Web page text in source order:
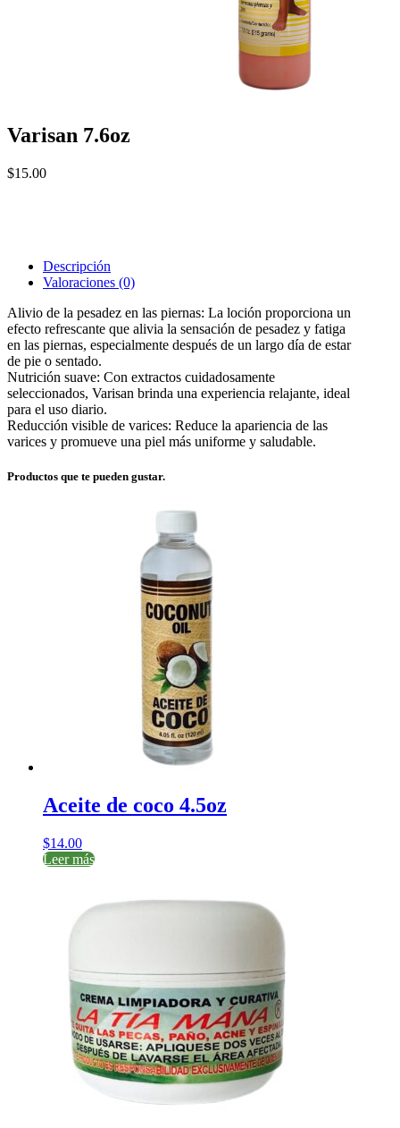
Varisan 7.6oz
$15.00
Descripción
Valoraciones (0)
Alivio de la pesadez en las piernas: La loción proporciona un
efecto refrescante que alivia la sensación de pesadez y fatiga
en las piernas, especialmente después de un largo día de estar
de pie o sentado.
Nutrición suave: Con extractos cuidadosamente
seleccionados, Varisan brinda una experiencia relajante, ideal
para el uso diario.
Reducción visible de varices: Reduce la apariencia de las
varices y promueve una piel más uniforme y saludable.
Productos que te pueden gustar.
Aceite de coco 4.5oz
$14.00
Leer más